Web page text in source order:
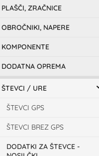
PLAŠČI, ZRAČNICE
OBROČNIKI, NAPERE
KOMPONENTE
DODATNA OPREMA
ŠTEVCI / URE
ŠTEVCI GPS
ŠTEVCI BREZ GPS
DODATKI ZA ŠTEVCE -